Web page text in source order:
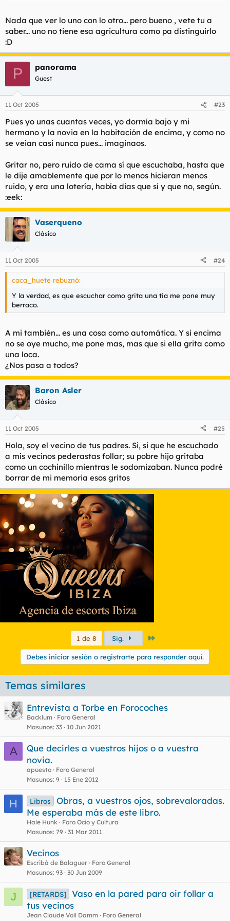
Nada que ver lo uno con lo otro... pero bueno , vete tu a
saber... uno no tiene esa agricultura como pa distinguirlo
:D
P panorama
Guest
11 Oct 2005 #23
Pues yo unas cuantas veces, yo dormía bajo y mi
hermano y la novia en la habitación de encima, y como no
se veian casi nunca pues... imaginaos.
Gritar no, pero ruido de cama sí que escuchaba, hasta que
le dije amablemente que por lo menos hicieran menos
ruido, y era una lotería, había dias que sí y que no, según.
:eek:
Vaserqueno
Clásico
11 Oct 2005 #24
caca_huete rebuznó:
Y la verdad, es que escuchar como grita una tia me pone muy
berraco.
A mi también... es una cosa como automática. Y si encima
no se oye mucho, me pone mas, mas que si ella grita como
una loca.
¿Nos pasa a todos?
Baron Asler
Clásico
11 Oct 2005 #25
Hola, soy el vecino de tus padres. Si, si que he escuchado
a mis vecinos pederastas follar; su pobre hijo gritaba
como un cochinillo mientras le sodomizaban. Nunca podré
borrar de mi memoria esos gritos
1 de 8 Sig.
Debes iniciar sesión o registrarte para responder aquí.
Temas similares
Entrevista a Torbe en Forocoches
Backlum
Foro General
Masunos 33 10 Jun 2021
A
Que decirles a vuestros hijos o a vuestra
novia.
apuesto
Foro General
Masunos 9 15 Ene 2012
H Libros
Obras, a vuestros ojos, sobrevaloradas.
Me esperaba más de este libro.
Hale Hunk
Foro Ocio y Cultura
Masunos 79 31 Mar 2011
Vecinos
Escribá de Balaguer
Foro General
Masunos 93 30 Jun 2009
J [RETARDS]
Vaso en la pared para oir follar a
tus vecinos
Jean Claude Voll Damm
Foro General